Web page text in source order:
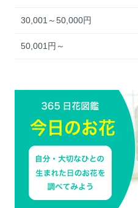
30,001～50,000円
50,001円～